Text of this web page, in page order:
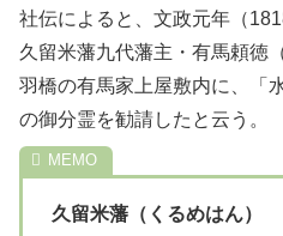
社伝によると、文政元年（
久留米藩九代藩主・有馬頼徳
羽橋の有馬家上屋敷内に、「
の御分霊を勧請したと云う。
久留米藩（くるめはん）